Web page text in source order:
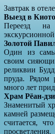
Завтрак в
Выезд в Киото
Переезд на
Золотой
Один из
своим
реликвии
пруда. Рядом
много лет
Храм Рёан-дзи
Знаменитый
камней
считается,
просветления.